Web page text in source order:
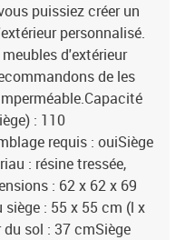
puissiez créer un
personnalisé.
d'extérieur
de les
: 110
requis : ouiSiège
: résine tressée,
: 62 x 62 x 69
: 55 x 55 cm (l x
sol : 37 cmSiège